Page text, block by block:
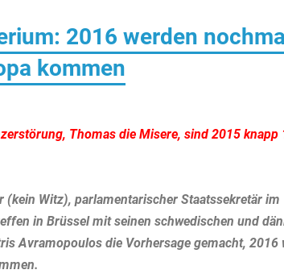
2016 werden
kommen
Thomas die Misere, sind 2015 knapp
(kein Witz), parlamentarischer Staatssekretär im
in Brüssel mit seinen schwedischen und
Avramopoulos die Vorhersage gemacht, 2016